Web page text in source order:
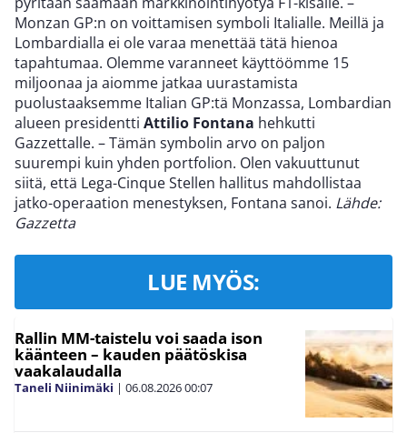
Monzan GP:n on voittamisen symboli Italialle. Meillä ja
Lombardialla ei ole varaa menettää tätä hienoa
tapahtumaa. Olemme varanneet käyttöömme 15
miljoonaa ja aiomme jatkaa uurastamista
puolustaaksemme Italian GP:tä Monzassa, Lombardian
alueen presidentti Attilio Fontana hehkutti
Gazzettalle. – Tämän symbolin arvo on paljon
suurempi kuin yhden portfolion. Olen vakuuttunut
siitä, että Lega-Cinque Stellen hallitus mahdollistaa
jatko-operaation menestyksen, Fontana sanoi. Lähde:
Gazzetta
LUE MYÖS:
Rallin MM-taistelu voi saada ison
käänteen – kauden päätöskisa
vaakalaudalla
Taneli Niinimäki | 06.08.202600:07